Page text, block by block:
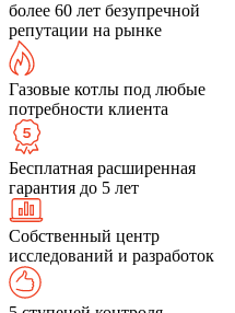
более 60 лет безупречной
репутации на рынке
Газовые котлы под любые
потребности клиента
Бесплатная расширенная
гарантия до 5 лет
Собственный центр
исследований и разработок